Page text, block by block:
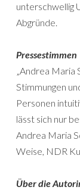
unterschwellig
Abgründe.
Pressestimmen
„Andrea Maria
Stimmungen
Personen
lässt sich nur
Andrea Maria
Weise, NDR
Über die